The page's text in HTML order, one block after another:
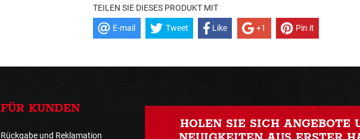
TEILEN SIE DIESES PRODUKT MIT
E-mail Tweet Like +1 Pin it
FÜR KUNDEN
Rückgabe und Reklamation
HOLEN SIE SICH ANGEBOTE